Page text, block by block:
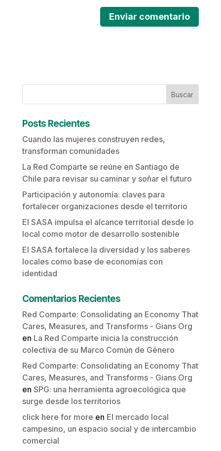
Buscar
Posts Recientes
Cuando las mujeres construyen redes,
transforman comunidades
La Red Comparte se reúne en Santiago de
Chile para revisar su caminar y soñar el futuro
Participación y autonomía: claves para
fortalecer organizaciones desde el territorio
El SASA impulsa el alcance territorial desde lo
local como motor de desarrollo sostenible
El SASA fortalece la diversidad y los saberes
locales como base de economías con
identidad
Comentarios Recientes
Red Comparte: Consolidating an Economy That
Cares, Measures, and Transforms - Gians Org
en La Red Comparte inicia la construcción
colectiva de su Marco Común de Género
Red Comparte: Consolidating an Economy That
Cares, Measures, and Transforms - Gians Org
en SPG: una herramienta agroecológica que
surge desde los territorios
click here for more en El mercado local
campesino, un espacio social y de intercambio
comercial